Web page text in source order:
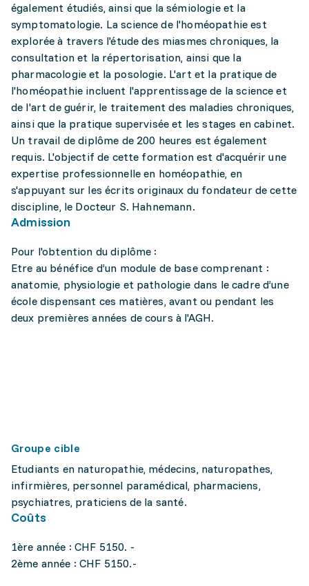
également étudiés, ainsi que la sémiologie et la
symptomatologie. La science de l'homéopathie est
explorée à travers l'étude des miasmes chroniques, la
consultation et la répertorisation, ainsi que la
pharmacologie et la posologie. L'art et la pratique de
l'homéopathie incluent l'apprentissage de la science et
de l'art de guérir, le traitement des maladies chroniques,
ainsi que la pratique supervisée et les stages en cabinet.
Un travail de diplôme de 200 heures est également
requis. L'objectif de cette formation est d'acquérir une
expertise professionnelle en homéopathie, en
s'appuyant sur les écrits originaux du fondateur de cette
discipline, le Docteur S. Hahnemann.
Admission
Pour l'obtention du diplôme :
Etre au bénéfice d’un module de base comprenant :
anatomie, physiologie et pathologie dans le cadre d’une
école dispensant ces matières, avant ou pendant les
deux premières années de cours à l'AGH.
Groupe cible
Etudiants en naturopathie, médecins, naturopathes,
infirmières, personnel paramédical, pharmaciens,
psychiatres, praticiens de la santé.
Coûts
1ère année : CHF 5150. -
2ème année : CHF 5150.-